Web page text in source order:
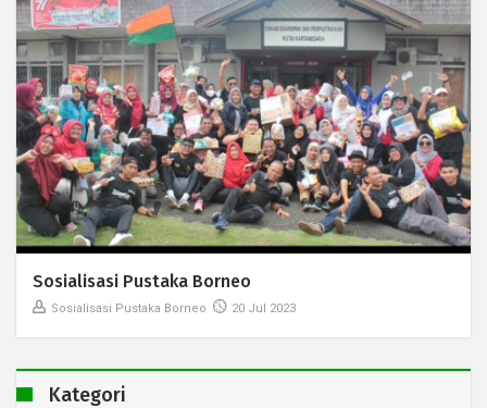
Sosialisasi Pustaka Borneo
Sosialisasi Pustaka Borneo 20 Jul 2023
Kategori